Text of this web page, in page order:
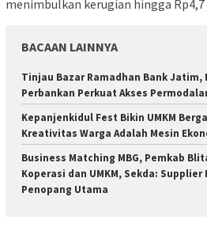
menimbulkan kerugian hingga
BACAAN LAINNYA
Tinjau Bazar Ramadhan Bank
Perbankan Perkuat Akses
Kepanjenkidul Fest Bikin UMKM
Kreativitas Warga Adalah Mesin
Business Matching MBG, Pemkab
Koperasi dan UMKM, Sekda: Supplier
Penopang Utama